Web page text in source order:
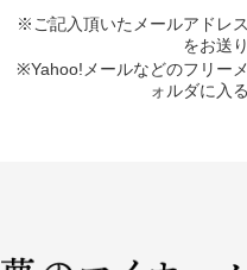
※ご記入頂いたメールアドレ
をお送
※Yahoo!メールなどのフリー
ォルダに入